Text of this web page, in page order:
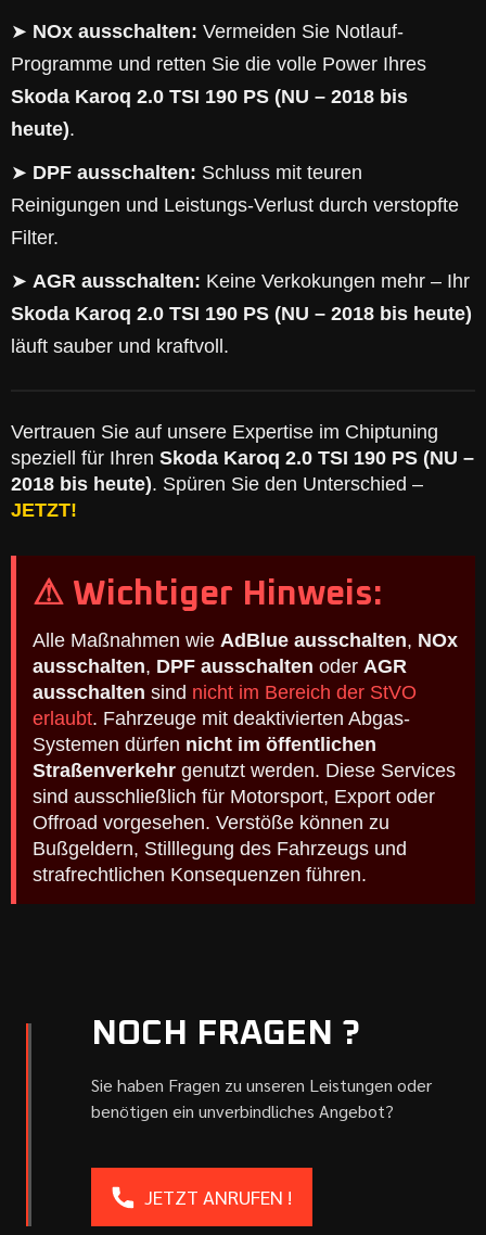
➤ NOx ausschalten: Vermeiden Sie Notlauf-
Programme und retten Sie die volle Power Ihres
Skoda Karoq 2.0 TSI 190 PS (NU – 2018 bis
heute).
➤ DPF ausschalten: Schluss mit teuren
Reinigungen und Leistungs-Verlust durch verstopfte
Filter.
➤ AGR ausschalten: Keine Verkokungen mehr – Ihr
Skoda Karoq 2.0 TSI 190 PS (NU – 2018 bis heute)
läuft sauber und kraftvoll.
Vertrauen Sie auf unsere Expertise im Chiptuning
speziell für Ihren Skoda Karoq 2.0 TSI 190 PS (NU –
2018 bis heute). Spüren Sie den Unterschied –
JETZT!
⚠ Wichtiger Hinweis:
Alle Maßnahmen wie AdBlue ausschalten, NOx
ausschalten, DPF ausschalten oder AGR
ausschalten sind nicht im Bereich der StVO
erlaubt. Fahrzeuge mit deaktivierten Abgas-
Systemen dürfen nicht im öffentlichen
Straßenverkehr genutzt werden. Diese Services
sind ausschließlich für Motorsport, Export oder
Offroad vorgesehen. Verstöße können zu
Bußgeldern, Stilllegung des Fahrzeugs und
strafrechtlichen Konsequenzen führen.
NOCH FRAGEN ?
Sie haben Fragen zu unseren Leistungen oder
benötigen ein unverbindliches Angebot?
JETZT ANRUFEN !